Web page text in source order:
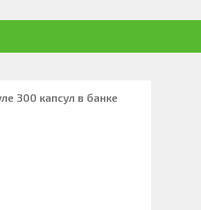
300 капсул в банке